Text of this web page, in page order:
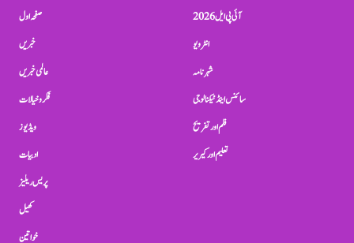
صفحہ اول
خبریں
عالمی خبریں
فکر و خیالات
ویڈیوز
ادبیات
پریس ریلیز
کھیل
خواتین
آئی پی ایل 2026
انٹرویو
شہرنامہ
سائنس اینڈ ٹیکنالوجی
فلم اور تفریح
تعلیم اور کیریر